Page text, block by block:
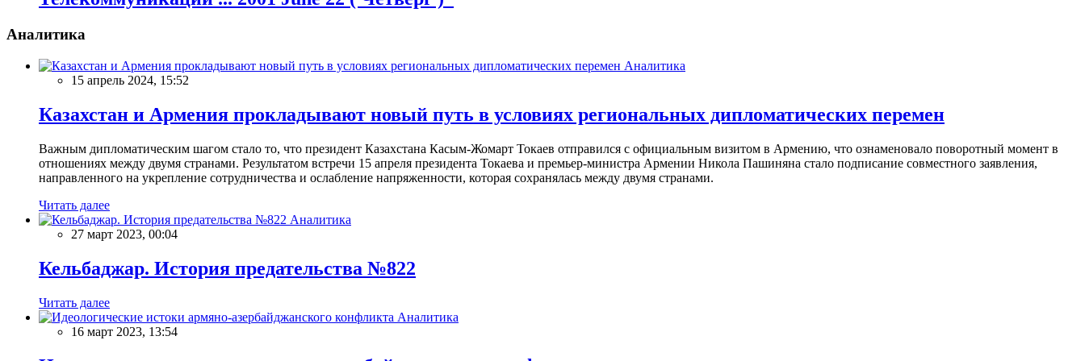
Аналитика
Аналитика
15 апрель 2024, 15:52
Казахстан и Армения прокладывают новый путь в условиях региональных дипломатических перемен
Важным дипломатическим шагом стало то, что президент Казахстана Касым-Жомарт Токаев отправился с официальным визитом в Армению, что ознаменовало поворотный момент в
отношениях между двумя странами. Результатом встречи 15 апреля президента Токаева и премьер-министра Армении Никола Пашиняна стало подписание совместного заявления,
направленного на укрепление сотрудничества и ослабление напряженности, которая сохранялась между двумя странами.
Читать далее
Аналитика
27 март 2023, 00:04
Кельбаджар. История предательства №822
Читать далее
Аналитика
16 март 2023, 13:54